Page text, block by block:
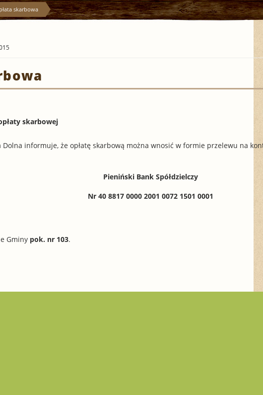
skarbowa
skarbowej
Dolna informuje, że opłatę skarbową można wnosić w formie przelewu na
Pieniński Bank Spółdzielczy
Nr 40 8817 0000 2001 0072 1501 0001
Gminy pok. nr 103.